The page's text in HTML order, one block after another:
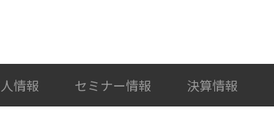
情報 セミナー情報 決算情報